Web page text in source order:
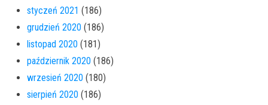
styczeń 2021 (186)
grudzień 2020 (186)
listopad 2020 (181)
październik 2020 (186)
wrzesień 2020 (180)
sierpień 2020 (186)